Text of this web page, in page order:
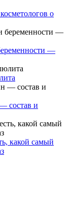
о
—
состав и
какой самый